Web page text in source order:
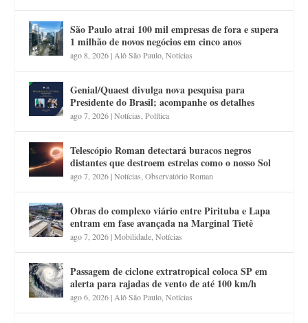
São Paulo atrai 100 mil empresas de fora e supera
1 milhão de novos negócios em cinco anos
ago 8, 2026| Alô São Paulo ,Notícias
Genial/Quaest divulga nova pesquisa para
Presidente do Brasil; acompanhe os detalhes
ago 7, 2026|Notícias ,Política
Telescópio Roman detectará buracos negros
distantes que destroem estrelas como o nosso Sol
ago 7, 2026|Notícias ,Observatório Roman
Obras do complexo viário entre Pirituba e Lapa
entram em fase avançada na Marginal Tietê
ago 7, 2026|Mobilidade ,Notícias
Passagem de ciclone extratropical coloca SP em
alerta para rajadas de vento de até 100 km/h
ago 6, 2026| Alô São Paulo ,Notícias